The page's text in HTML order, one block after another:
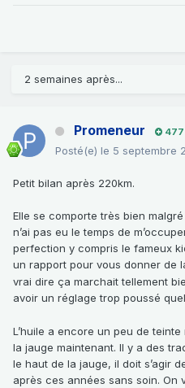
2 semaines après...
Promeneur 477
Posté(e) le 5 septembre
Petit bilan après 220km.
Elle se comporte très bien
n’ai pas eu le temps de
perfection y compris le fameux
un rapport pour vous donner de
vrai dire ça marchait tellement
avoir un réglage trop poussé
L’huile a encore un peu de
la jauge maintenant. Il y a des
le haut de la jauge, il doit s’agir
après ces années sans soin. On